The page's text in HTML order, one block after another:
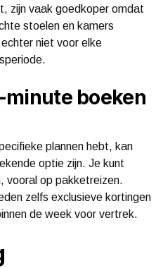
zijn vaak goedkoper omdat
stoelen en kamers
niet voor elke
boeken
plannen hebt, kan
optie zijn. Je kunt
vooral op pakketreizen.
zelfs exclusieve kortingen
de week voor vertrek.